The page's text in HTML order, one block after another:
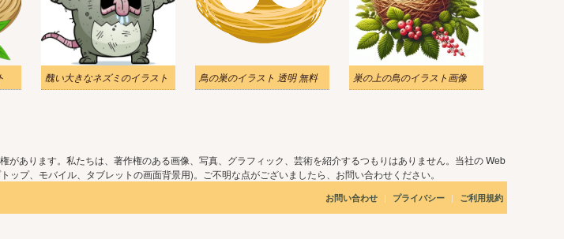
醜い大きなネズミのイラスト 鳥の巣のイラスト 透明 無料 巣の上の鳥のイラスト画像
あります。私たちは、著作権のある画像、写真、グラフィック、芸術を紹介するつもりはありません。当社の Web
プ、モバイル、タブレットの画面背景用)。ご不明な点がございましたら、お問い合わせください。
お問い合わせ | プライバシー | ご利用規約